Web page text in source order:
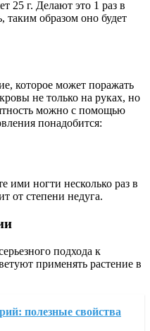
25 г. Делают это 1 раз в
таким образом оно будет
которое может поражать
не только на руках, но
можно с помощью
понадобится:
ими ногти несколько раз в
от степени недуга.
подхода к
применять растение в
полезные свойства